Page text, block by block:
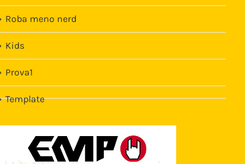
Roba meno nerd
Kids
Prova1
Template